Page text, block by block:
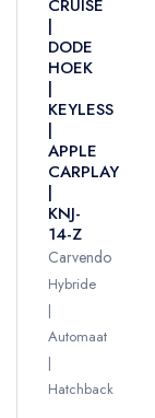
CRUISE
|
DODE
HOEK
|
KEYLESS
|
APPLE
CARPLAY
|
KNJ-
14-Z
Carvendo
Hybride
Automaat
Hatchback